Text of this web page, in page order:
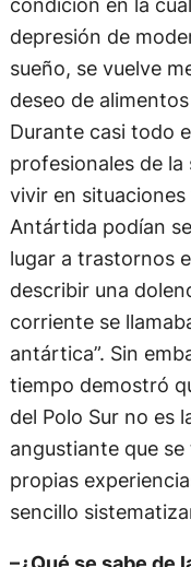
depresión de
sueño, se vuelve
deseo de
Durante casi todo
profesionales de
vivir en
Antártida podían
lugar a trastornos
describir una
corriente se
antártica”. Sin
tiempo demostró
del Polo Sur no es
angustiante que
propias
sencillo